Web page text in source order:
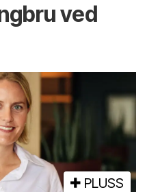
ved
PLUSS